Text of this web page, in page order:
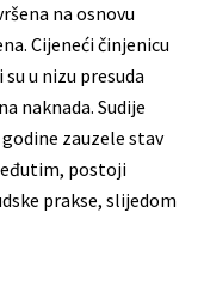
na osnovu
Cijeneći činjenicu
u nizu presuda
naknada. Sudije
godine zauzele stav
postoji
prakse, slijedom